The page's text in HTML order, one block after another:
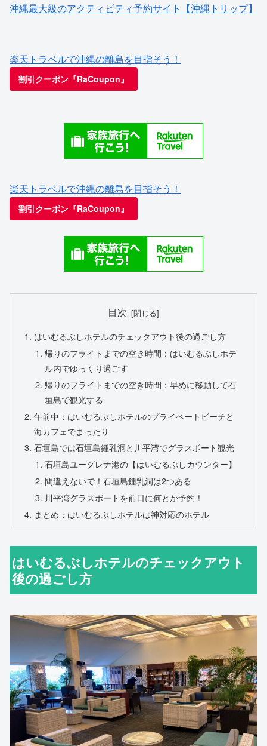
沖縄最大級のアクティビティ予約サイト【沖縄トリップ】
楽天トラベルで沖縄の離島を目指そう！
割引クーポン『RaCoupon』
楽天トラベルで沖縄の離島を目指そう！
割引クーポン『RaCoupon』
目次
はいむるぶしホテルのチェックアウト後の過ごし方
帰りのフライトまでの空き時間：はいむるぶしホテ
ル内でゆっくり過ごす
帰りのフライトまでの空き時間：早めに移動して石
垣島で観光する
午前中；はいむるぶしホテルのプライベートビーチと
海カフェでまったり
石垣島では石垣島鍾乳洞と川平湾でグラスボート観光
石垣島ユーグレナ港の【はいむるぶしカウンター】
間違えないで！石垣島鍾乳洞は2つある
川平湾グラスボートを前日に何とか予約！
まとめ；はいむるぶしホテルは神対応のホテル
はいむるぶしホテルのチェックアウト
後の過ごし方